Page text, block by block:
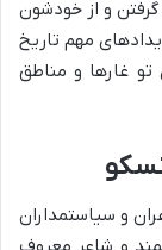
و از خودشون
مهم تاریخ
غارها و مناطق
و سیاستمداران